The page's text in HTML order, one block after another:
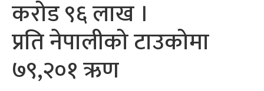
करोड ९६ लाख ।
प्रति नेपालीको टाउकोमा
७९,२०१ ऋण